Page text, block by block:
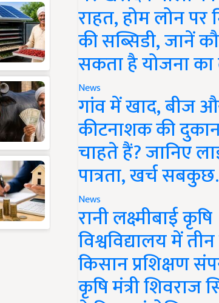
राहत, होम लोन पर
की सब्सिडी, जानें
सकता है योजना
News
गांव में खाद, बीज
कीटनाशक की
चाहते हैं? जानिए
पात्रता, खर्च
News
रानी लक्ष्मीबाई कृषि
विश्वविद्यालय में
किसान प्रशिक्षण
कृषि मंत्री शिवराज